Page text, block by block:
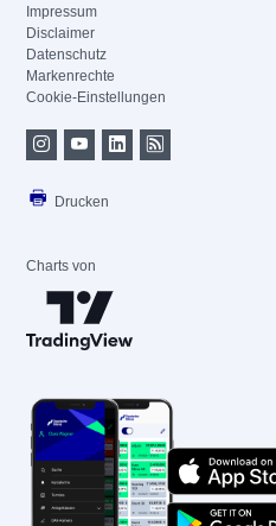
Impressum
Disclaimer
Datenschutz
Markenrechte
Cookie-Einstellungen
Drucken
Charts von